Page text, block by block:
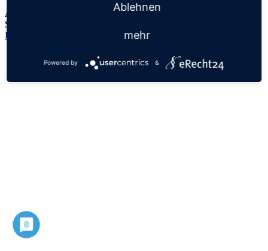
Anmerkungen:
Sidon war eine phönizische Handelsstadt im heutigen Libanon
Datenschutz
Ablehnen
mehr
Powered by &